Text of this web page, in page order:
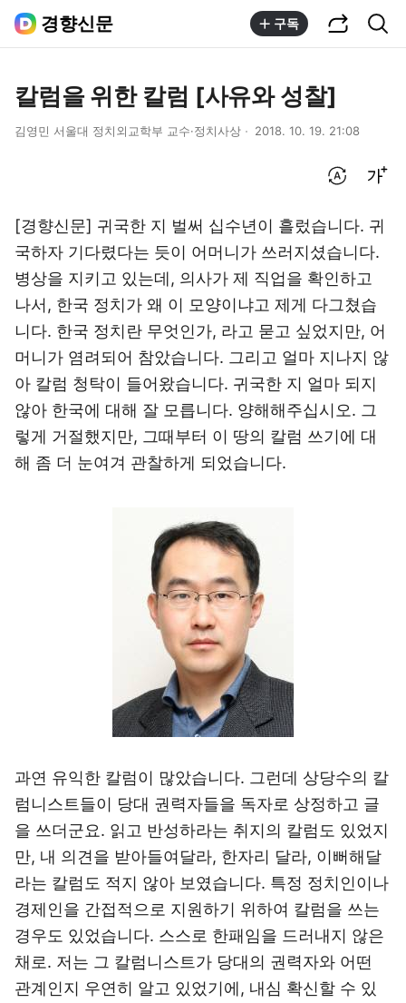
경향신문 구독
칼럼을 위한 칼럼 [사유와 성찰]
김영민 서울대 정치외교학부 교수·정치사상 2018. 10. 19. 21:08
[경향신문] 귀국한 지 벌써 십수년이 흘렀습니다. 귀
국하자 기다렸다는 듯이 어머니가 쓰러지셨습니다.
병상을 지키고 있는데, 의사가 제 직업을 확인하고
나서, 한국 정치가 왜 이 모양이냐고 제게 다그쳤습
니다. 한국 정치란 무엇인가, 라고 묻고 싶었지만, 어
머니가 염려되어 참았습니다. 그리고 얼마 지나지 않
아 칼럼 청탁이 들어왔습니다. 귀국한 지 얼마 되지
않아 한국에 대해 잘 모릅니다. 양해해주십시오. 그
렇게 거절했지만, 그때부터 이 땅의 칼럼 쓰기에 대
해 좀 더 눈여겨 관찰하게 되었습니다.
과연 유익한 칼럼이 많았습니다. 그런데 상당수의 칼
럼니스트들이 당대 권력자들을 독자로 상정하고 글
을 쓰더군요. 읽고 반성하라는 취지의 칼럼도 있었지
만, 내 의견을 받아들여달라, 한자리 달라, 이뻐해달
라는 칼럼도 적지 않아 보였습니다. 특정 정치인이나
경제인을 간접적으로 지원하기 위하여 칼럼을 쓰는
경우도 있었습니다. 스스로 한패임을 드러내지 않은
채로. 저는 그 칼럼니스트가 당대의 권력자와 어떤
관계인지 우연히 알고 있었기에, 내심 확신할 수 있